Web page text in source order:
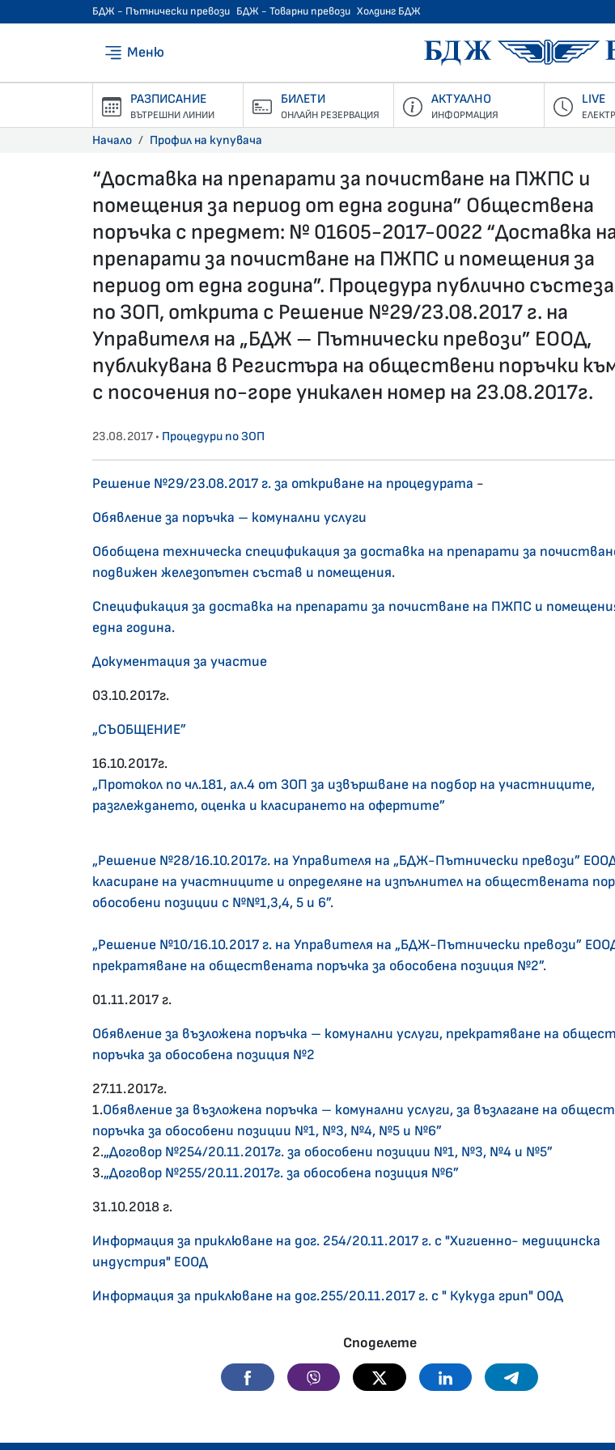
БДЖ - Пътнически превози БДЖ - Товарни превози Холдинг БДЖ
Меню
РАЗПИСАНИЕ
ВЪТРЕШНИ ЛИНИИ
БИЛЕТИ
ОНЛАЙН РЕЗЕРВАЦИЯ
АКТУАЛНО
ИНФОРМАЦИЯ
LIVE
Начало Профил на купувача
“Доставка на препарати за почистване на ПЖПС и
помещения за период от една година” Обществена
поръчка с предмет: № 01605-2017-0022 “Доставка
препарати за почистване на ПЖПС и помещения за
период от една година”. Процедура публично
по ЗОП, открита с Решение №29/23.08.2017 г. на
Управителя на „БДЖ – Пътнически превози” ЕООД,
публикувана в Регистъра на обществени поръчки
с посочения по-горе уникален номер на 23.08.2017г.
23.08.2017 • Процедури по ЗОП
Решение №29/23.08.2017 г. за откриване на процедурата -
Обявление за поръчка – комунални услуги
Обобщена техническа спецификация за доставка на препарати за
подвижен железопътен състав и помещения.
Спецификация за доставка на препарати за почистване на ПЖПС и
една година.
Документация за участие
03.10.2017г.
„СЪОБЩЕНИЕ”
16.10.2017г.
„Протокол по чл.181, ал.4 от ЗОП за извършване на подбор на участниците,
разглеждането, оценка и класирането на офертите”
„Решение №28/16.10.2017г. на Управителя на „БДЖ-Пътнически превози”
класиране на участниците и определяне на изпълнител на обществената
обособени позиции с №№1,3,4, 5 и 6”.
„Решение №10/16.10.2017 г. на Управителя на „БДЖ-Пътнически превози”
прекратяване на обществената поръчка за обособена позиция №2”.
01.11.2017 г.
Обявление за възложена поръчка – комунални услуги, прекратяване на
поръчка за обособена позиция №2
27.11.2017г.
1.Обявление за възложена поръчка – комунални услуги, за възлагане на
поръчка за обособени позиции №1, №3, №4, №5 и №6”
2.„Договор №254/20.11.2017г. за обособени позиции №1, №3, №4 и №5”
3.„Договор №255/20.11.2017г. за обособена позиция №6”
31.10.2018 г.
Информация за приклюване на дог. 254/20.11.2017 г. с "Хигиенно- медицинска
индустрия" ЕООД
Информация за приклюване на дог.255/20.11.2017 г. с " Кукуда грип" ООД
Споделете
Facebook Viber Twitter Linkedin Telegram